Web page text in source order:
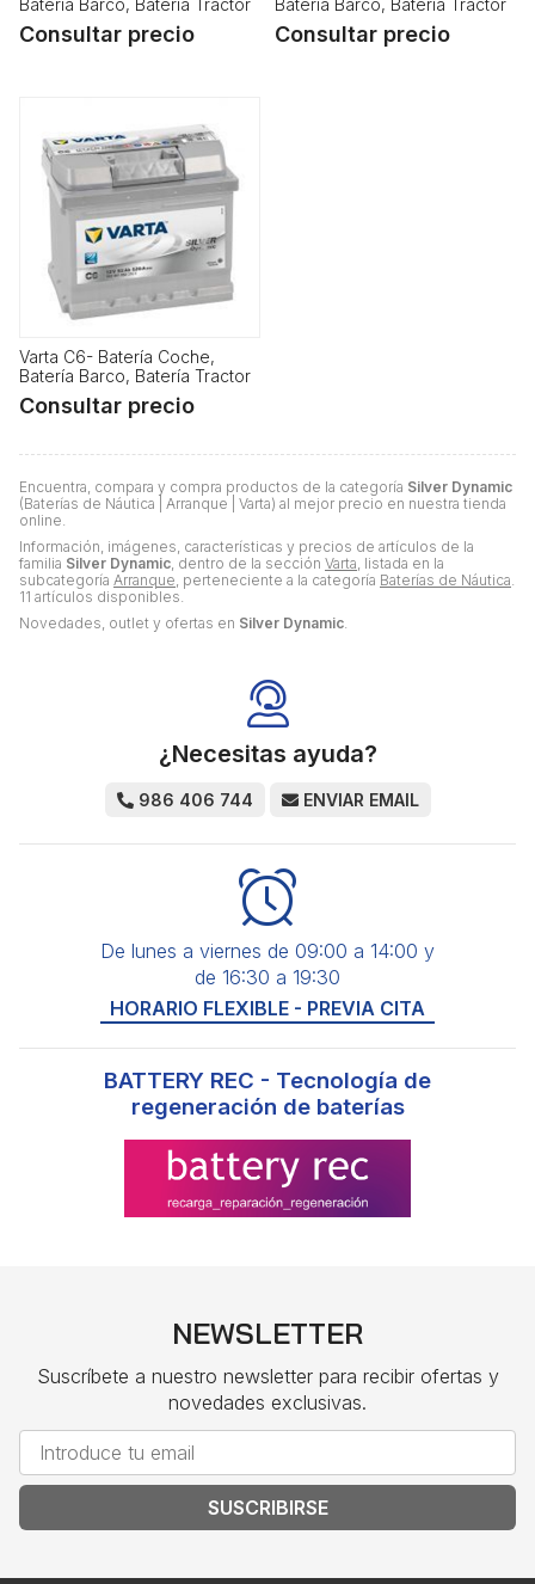
Encuentra, compara y compra productos de la categoría Silver Dynamic
(Baterías de Náutica | Arranque | Varta) al mejor precio en nuestra tienda
online.
Información, imágenes, características y precios de artículos de la
familia Silver Dynamic, dentro de la sección Varta, listada en la
subcategoría Arranque, perteneciente a la categoría Baterías de Náutica.
11 artículos disponibles.
Novedades, outlet y ofertas en Silver Dynamic.
Batería Barco, Batería Tractor
Consultar precio
Batería Barco, Batería Tractor
Consultar precio
Varta C6- Batería Coche,
Batería Barco, Batería Tractor
Consultar precio
¿Necesitas ayuda?
986 406 744 ENVIAR EMAIL
De lunes a viernes de 09:00 a 14:00 y
de 16:30 a 19:30
HORARIO FLEXIBLE - PREVIA CITA
BATTERY REC - Tecnología de
regeneración de baterías
NEWSLETTER
Suscríbete a nuestro newsletter para recibir ofertas y
novedades exclusivas.
SUSCRIBIRSE